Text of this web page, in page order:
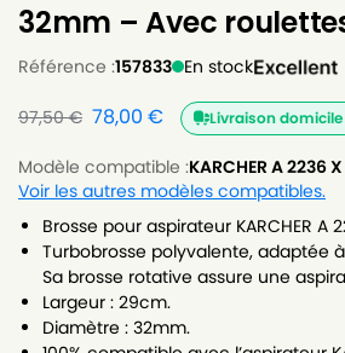
32mm – Avec
Référence :157833 En stock
97,50€ 78,00 € Livraison
Modèle compatible :KARCHER A 2236
Voir les autres modèles compatibles.
Brosse pour aspirateur KARCHER A
Turbobrosse polyvalente, adaptée
Sa brosse rotative assure une
Largeur : 29cm.
Diamètre : 32mm.